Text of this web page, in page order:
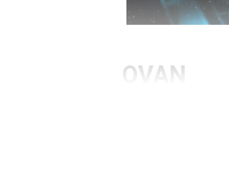
OVAN
Pred vama je
mnogo bolja, a